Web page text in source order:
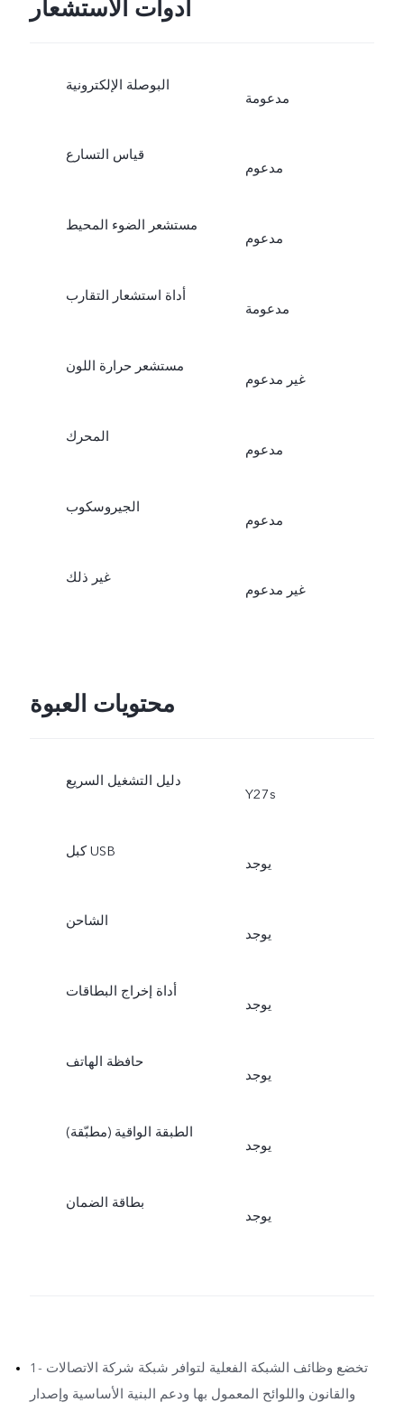
أدوات الاستشعار
البوصلة الإلكترونية
مدعومة
قياس التسارع
مدعوم
مستشعر الضوء المحيط
مدعوم
أداة استشعار التقارب
مدعومة
مستشعر حرارة اللون
غير مدعوم
المحرك
مدعوم
الجيروسكوب
مدعوم
غير ذلك
غير مدعوم
محتويات العبوة
دليل التشغيل السريع
Y27s
كبل USB
يوجد
الشاحن
يوجد
أداة إخراج البطاقات
يوجد
حافظة الهاتف
يوجد
الطبقة الواقية (مطبّقة)
يوجد
بطاقة الضمان
يوجد
1- تخضع وظائف الشبكة الفعلية لتوافر شبكة شركة الاتصالات
والقانون واللوائح المعمول بها ودعم البنية الأساسية وإصدار